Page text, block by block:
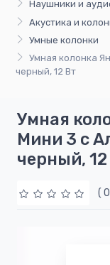
Наушники и
Акустика и
Умные колонки
Умная колонка
черный, 12 Вт
Умная
Мини 3 с
черный,
(